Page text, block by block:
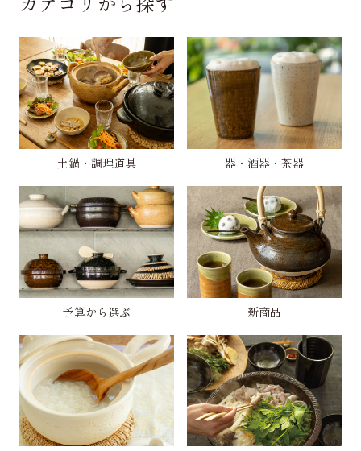
土鍋・調理道具 器・酒器・茶器
予算から選ぶ 新商品